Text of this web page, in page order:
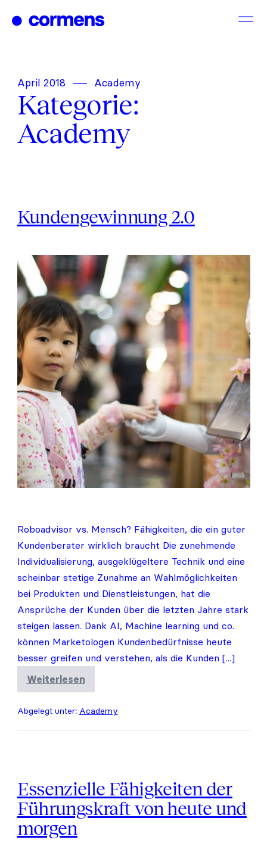
Inhalt
April 2018 Academy
Kategorie:
Academy
Kundengewinnung 2.0
Kundengewinnung
2.0
Roboadvisor vs. Mensch? Fähigkeiten, die ein guter
Kundenberater wirklich braucht Die zunehmende
Individualisierung, ausgeklügeltere Technik und eine
scheinbar stetige Zunahme an Wahlmöglichkeiten
bei Produkten und Dienstleistungen, hat die
Ansprüche der Kunden über die letzten Jahre stark
steigen lassen. Dank AI, Machine learning und co.
können Marketologen Kundenbedürfnisse heute
besser greifen und verstehen, als die Kunden [...]
WeiterlesenKundengewinnung
2.0
Abgelegt unter: Academy
Essenzielle Fähigkeiten der
Führungskraft von heute und
morgen